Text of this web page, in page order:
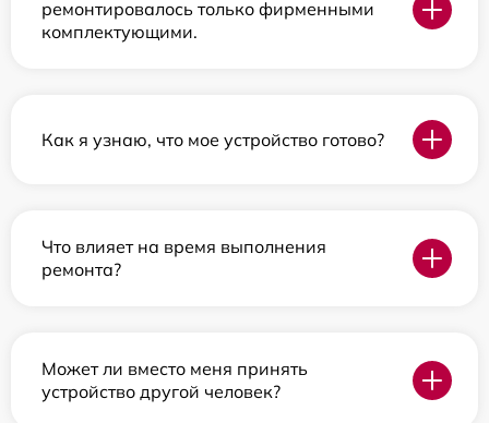
ремонтировалось только фирменными
комплектующими.
Как я узнаю, что мое устройство готово?
Что влияет на время выполнения
ремонта?
Может ли вместо меня принять
устройство другой человек?